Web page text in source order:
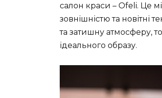
салон краси – Ofeli. Це
зовнішністю та новітні
та затишну атмосферу,
ідеального образу.